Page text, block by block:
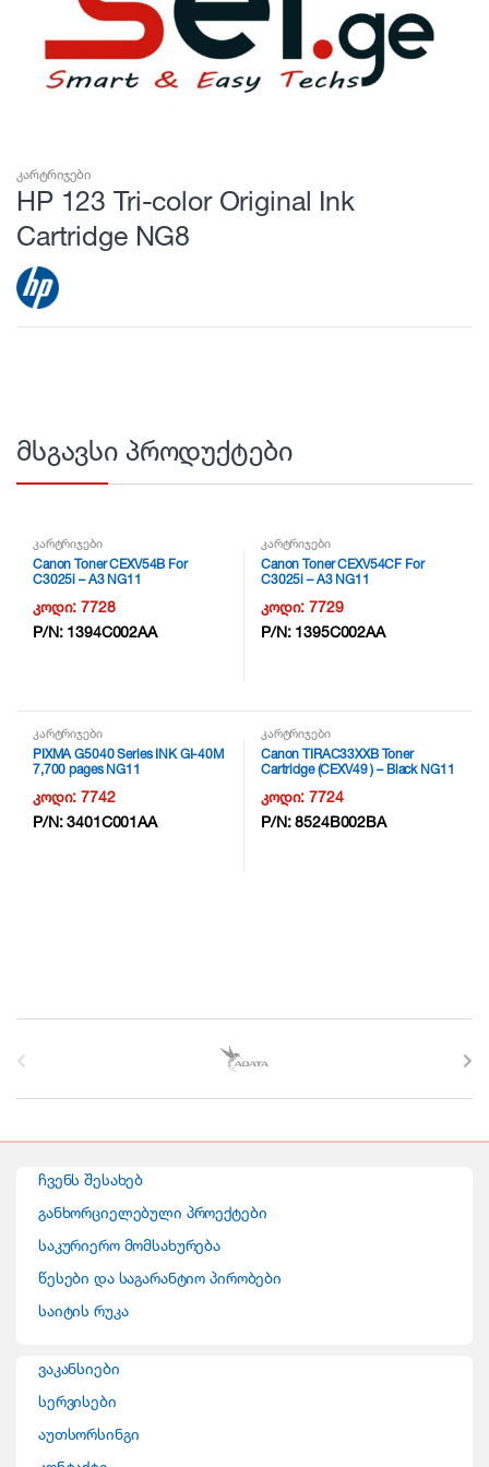
კარტრიჯები
HP 123 Tri-color Original Ink
Cartridge NG8
მსგავსი პროდუქტები
კარტრიჯები
Canon Toner CEXV54B For
C3025i – A3 NG11
კოდი:7728
P/N: 1394C002AA
კარტრიჯები
Canon Toner CEXV54CF For
C3025i – A3 NG11
კოდი:7729
P/N: 1395C002AA
კარტრიჯები
PIXMA G5040 Series INK GI-40M
7,700 pages NG11
კოდი:7742
P/N:3401C001AA
კარტრიჯები
Canon TIRAC33XXB Toner
Cartridge (CEXV49 ) – Black NG11
კოდი:7724
P/N:8524B002BA
ჩვენს შესახებ
განხორციელებული პროექტები
საკურიერო მომსახურება
წესები და საგარანტიო პირობები
საიტის რუკა
ვაკანსიები
სერვისები
აუთსორსინგი